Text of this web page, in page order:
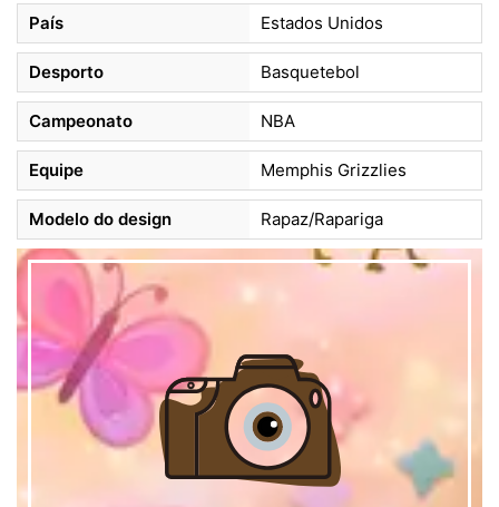
País Estados Unidos
Desporto Basquetebol
Campeonato NBA
Equipe Memphis Grizzlies
Modelo do design Rapaz/Rapariga